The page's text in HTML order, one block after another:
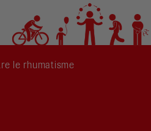
le rhumatisme